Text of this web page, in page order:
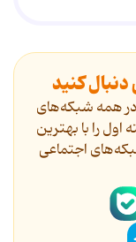
کنید
در همه شبکه‌های
را با بهترین
اجتماعی